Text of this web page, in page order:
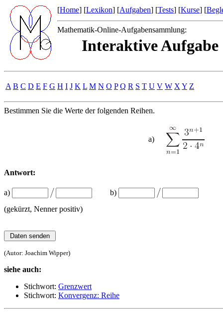
[Home] [Lexikon] [Aufgaben] [Tests] [Kurse] [
Mathematik-Online-Aufgabensammlung:
Interaktive Aufgabe
A B C D E F G H I J K L M N O P Q R S T U V W X Y Z
Bestimmen Sie die Werte der folgenden Reihen.
a)
Antwort:
a)
b)
(gekürzt, Nenner positiv)
(Autor: Joachim Wipper)
siehe auch:
Stichwort: Grenzwert
Stichwort: Konvergenz: Reihe